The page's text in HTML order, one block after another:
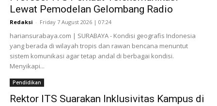
Lewat Pemodelan Gelombang Radio
Redaksi - Friday 7 August 2026 | 07:24
hariansurabaya.com | SURABAYA - Kondisi geografis Indonesia
yang berada di wilayah tropis dan rawan bencana menuntut
sistem komunikasi agar tetap andal di berbagai kondisi.
Menyikapi...
Pendidikan
Rektor ITS Suarakan Inklusivitas Kampus di